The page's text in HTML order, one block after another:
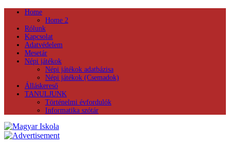
Home
Home 2
Rólunk
Kapcsolat
Adatvédelem
Mesetár
Népi játékok
Népi játékok adatbázisa
Népi játékok (Csemadok)
Álláskereső
TANULJUNK
Történelmi évfordulók
Informatika szótár